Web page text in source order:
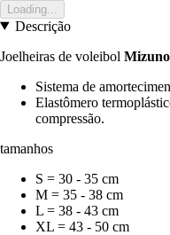
Loading...
Descrição
Joelheiras de voleibol
Sistema de
Elastômero
compressão.
tamanhos
S = 30 - 35 cm
M = 35 - 38 cm
L = 38 - 43 cm
XL = 43 - 50 cm